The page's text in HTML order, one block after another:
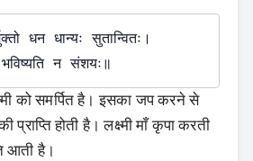
धन धान्यः सुतान्वितः।
को समर्पित है। इसका जप करने से
प्राप्ति होती है। लक्ष्मी माँ कृपा करती
आती है।